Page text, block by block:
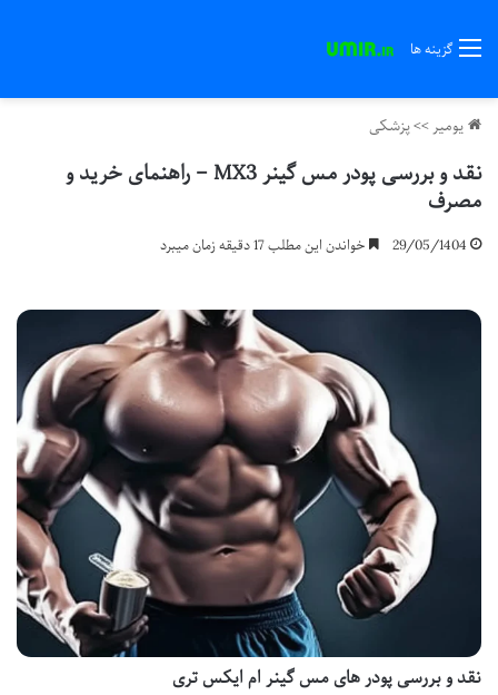
گزینه ها
یومیر>>پزشکی
نقد و بررسی پودر مس گینر MX3 – راهنمای خرید و
مصرف
29/05/1404 خواندن این مطلب 17 دقیقه زمان میبرد
نقد و بررسی پودر های مس گینر ام ایکس تری